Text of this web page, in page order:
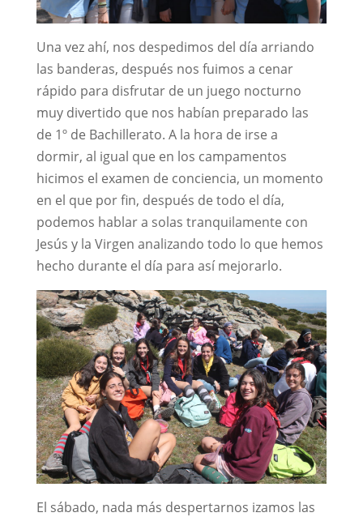
Una vez ahí, nos despedimos del día arriando
las banderas, después nos fuimos a cenar
rápido para disfrutar de un juego nocturno
muy divertido que nos habían preparado las
de 1º de Bachillerato. A la hora de irse a
dormir, al igual que en los campamentos
hicimos el examen de conciencia, un momento
en el que por fin, después de todo el día,
podemos hablar a solas tranquilamente con
Jesús y la Virgen analizando todo lo que hemos
hecho durante el día para así mejorarlo.
El sábado, nada más despertarnos izamos las